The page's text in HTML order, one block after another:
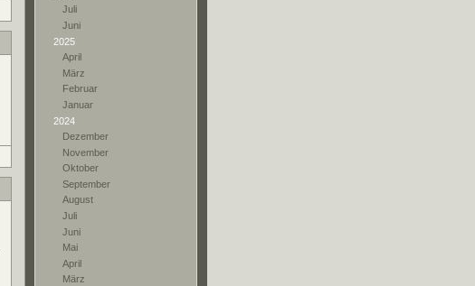
Juli
Juni
2025
April
März
Februar
Januar
2024
Dezember
November
Oktober
September
August
Juli
Juni
Mai
April
März